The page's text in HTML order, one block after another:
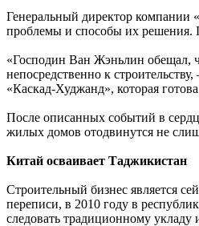
Генеральный директор компании
проблемы и способы их решения.
«Господин Ван Жэньлин обещал,
непосредственно к
«Каскад-Худжанд», которая
После описанных событий в
жилых домов отодвинутся не
Китай осваивает Таджикистан
Строительный бизнес является
переписи, в 2010 году в
следовать традиционному